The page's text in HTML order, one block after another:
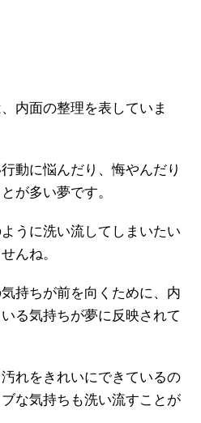
内面の整理を表していま
動に悩んだり、悔やんだり
が多い夢です。
うに洗い流してしまいたい
んね。
持ちが前を向くために、内
る気持ちが夢に反映されて
れをきれいにできているの
な気持ちも洗い流すことが